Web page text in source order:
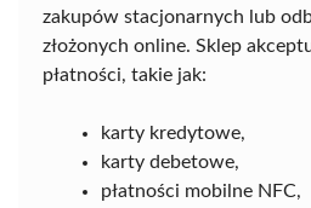
zakupów stacjonarnych lub
złożonych online. Sklep
płatności, takie jak:
karty kredytowe,
karty debetowe,
płatności mobilne NFC,